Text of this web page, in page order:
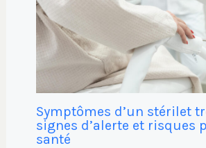
Symptômes d’un stérilet
signes d’alerte et risques
santé